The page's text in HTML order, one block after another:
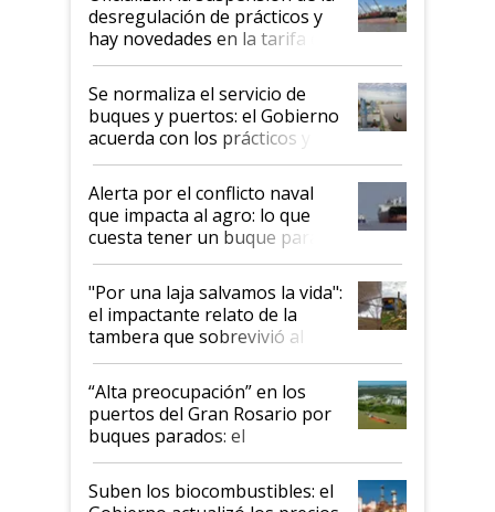
desregulación de prácticos y
hay novedades en la tarifa de
la hidrovía
Se normaliza el servicio de
buques y puertos: el Gobierno
acuerda con los prácticos y
suspende el decreto de
desregulación
Alerta por el conflicto naval
que impacta al agro: lo que
cuesta tener un buque parado
y el peligro de que Argentina
pase a ser "país sucio"
"Por una laja salvamos la vida":
el impactante relato de la
tambera que sobrevivió al
tornado
“Alta preocupación” en los
puertos del Gran Rosario por
buques parados: el
funcionamiento de las
exportadoras en tensión tras
la medida de fuerza de los
Suben los biocombustibles: el